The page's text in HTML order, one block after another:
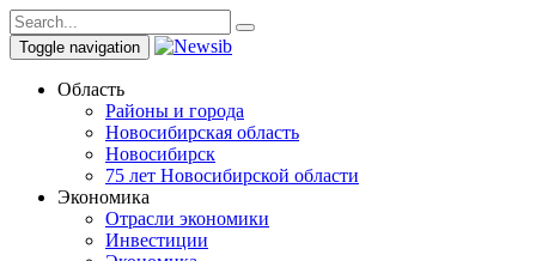
Toggle navigation
Область
Районы и города
Новосибирская область
Новосибирск
75 лет Новосибирской области
Экономика
Отрасли экономики
Инвестиции